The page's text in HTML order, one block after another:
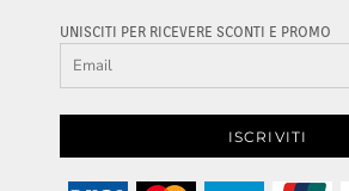
UNISCITI PER RICEVERE SCONTI E PROMO
ISCRIVITI